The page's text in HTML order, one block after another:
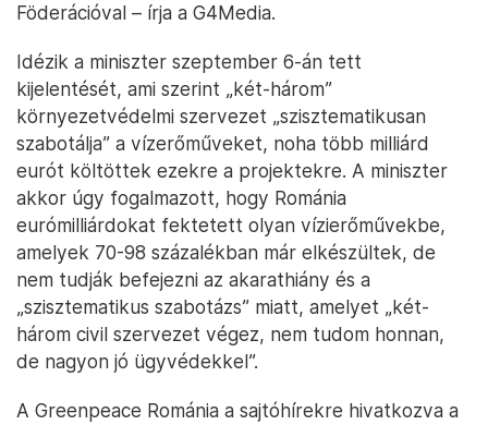
Föderációval – írja a G4Media.
Idézik a miniszter szeptember 6-án tett
kijelentését, ami szerint „két-három”
környezetvédelmi szervezet „szisztematikusan
szabotálja” a vízerőműveket, noha több milliárd
eurót költöttek ezekre a projektekre. A miniszter
akkor úgy fogalmazott, hogy Románia
eurómilliárdokat fektetett olyan vízierőművekbe,
amelyek 70-98 százalékban már elkészültek, de
nem tudják befejezni az akarathiány és a
„szisztematikus szabotázs” miatt, amelyet „két-
három civil szervezet végez, nem tudom honnan,
de nagyon jó ügyvédekkel”.
A Greenpeace Románia a sajtóhírekre hivatkozva a